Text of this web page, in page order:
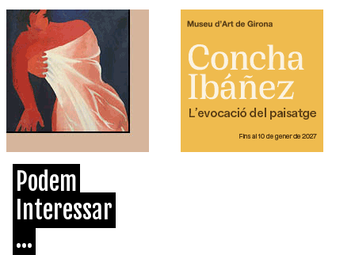
Podem
Interessar
...